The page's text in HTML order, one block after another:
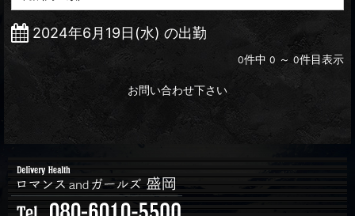
2024年6月19日(水) の出勤
0件中 0 ～ 0件目表示
お問い合わせ下さい